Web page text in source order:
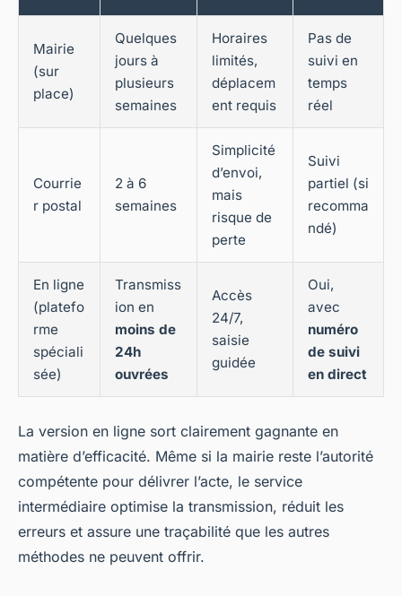
Mairie
(sur
place)
Quelques
jours à
plusieurs
semaines
Horaires
limités,
déplacem
ent requis
Pas de
suivi en
temps
réel
Courrie
r postal
2 à 6
semaines
Simplicité
d’envoi,
mais
risque de
perte
Suivi
partiel (si
recomma
ndé)
En ligne
(platefo
rme
spéciali
sée)
Transmiss
ion en
moins de
24h
ouvrées
Accès
24/7,
saisie
guidée
Oui,
avec
numéro
de suivi
en direct
La version en ligne sort clairement gagnante en
matière d’efficacité. Même si la mairie reste l’autorité
compétente pour délivrer l’acte, le service
intermédiaire optimise la transmission, réduit les
erreurs et assure une traçabilité que les autres
méthodes ne peuvent offrir.